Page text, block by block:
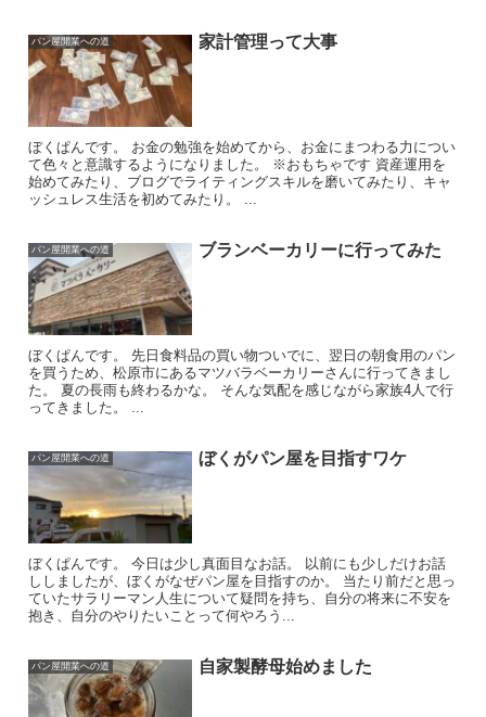
パン屋開業への道 家計管理って大事
ぼくぱんです。 お金の勉強を始めてから、お金にまつわる力につい
て色々と意識するようになりました。 ※おもちゃです 資産運用を
始めてみたり、ブログでライティングスキルを磨いてみたり、キャ
ッシュレス生活を初めてみたり。 ...
パン屋開業への道 ブランベーカリーに行ってみた
ぼくぱんです。 先日食料品の買い物ついでに、翌日の朝食用のパン
を買うため、松原市にあるマツバラベーカリーさんに行ってきまし
た。 夏の長雨も終わるかな。 そんな気配を感じながら家族4人で行
ってきました。 ...
パン屋開業への道 ぼくがパン屋を目指すワケ
ぼくぱんです。 今日は少し真面目なお話。 以前にも少しだけお話
ししましたが、ぼくがなぜパン屋を目指すのか。 当たり前だと思っ
ていたサラリーマン人生について疑問を持ち、自分の将来に不安を
抱き、自分のやりたいことって何やろう...
パン屋開業への道 自家製酵母始めました